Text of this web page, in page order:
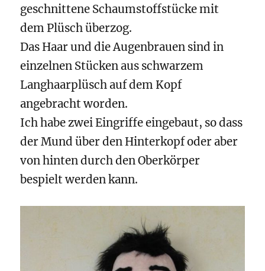
geschnittene Schaumstoffstücke mit
dem Plüsch überzog.
Das Haar und die Augenbrauen sind in
einzelnen Stücken aus schwarzem
Langhaarplüsch auf dem Kopf
angebracht worden.
Ich habe zwei Eingriffe eingebaut, so dass
der Mund über den Hinterkopf oder aber
von hinten durch den Oberkörper
bespielt werden kann.